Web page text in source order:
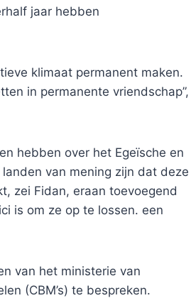
jaar hebben
klimaat permanent maken.
in permanente vriendschap”,
hebben over het Egeïsche en
van mening zijn dat deze
zei Fidan, eraan toevoegend
is om ze op te lossen. een
van het ministerie van
(CBM’s) te bespreken.